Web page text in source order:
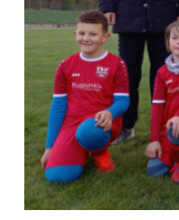
der Website
benötigt.
Statistiken
Diese Cookies
geben uns
Informationen,